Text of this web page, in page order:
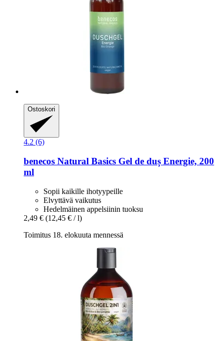
Ostoskori
4.2 (6)
benecos Natural Basics Gel de duș Energie, 200
ml
Sopii kaikille ihotyypeille
Elvyttävä vaikutus
Hedelmäinen appelsiinin tuoksu
2,49 € (12,45 € / l)
Toimitus 18. elokuuta mennessä